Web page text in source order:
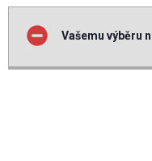
Vašemu výběru